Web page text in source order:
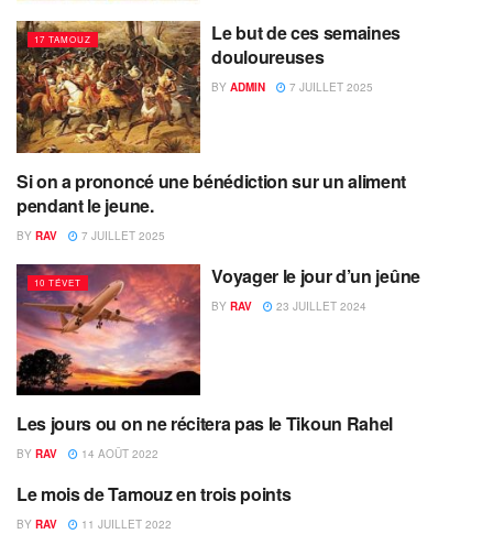
17 TAMOUZ
Le but de ces semaines
douloureuses
BY ADMIN 7 JUILLET 2025
10 TÉVET
Si on a prononcé une bénédiction sur un aliment
pendant le jeune.
BY RAV 7 JUILLET 2025
10 TÉVET Voyager le jour d’un jeûne
BY RAV 23 JUILLET 2024
17 TAMOUZ
Les jours ou on ne récitera pas le Tikoun Rahel
BY RAV 14 AOÛT 2022
10) TAMOUZ
Le mois de Tamouz en trois points
BY RAV 11 JUILLET 2022